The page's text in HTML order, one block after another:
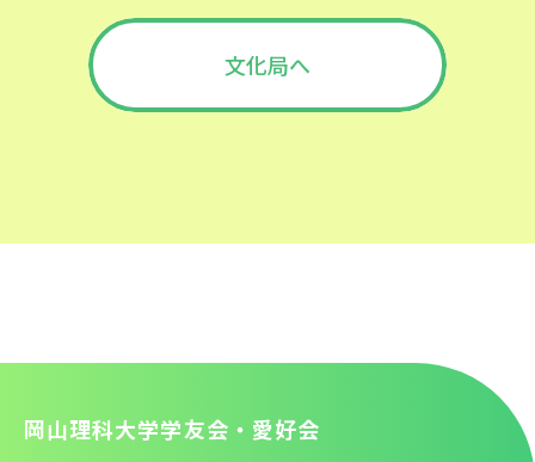
文化局へ
岡山理科大学学友会・愛好会